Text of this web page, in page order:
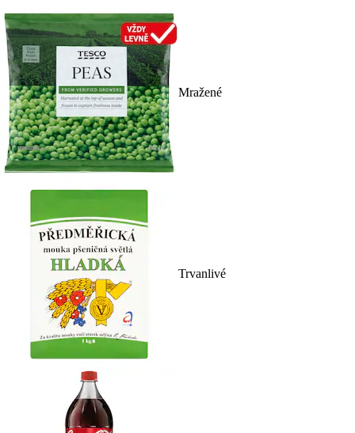
Mražené
Trvanlivé